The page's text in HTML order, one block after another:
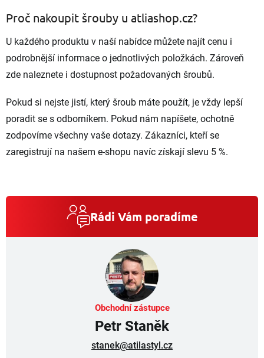
Proč nakoupit šrouby u atliashop.cz?
U každého produktu v naší nabídce můžete najít cenu i
podrobnější informace o jednotlivých položkách. Zároveň
zde naleznete i dostupnost požadovaných šroubů.
Pokud si nejste jistí, který šroub máte použít, je vždy lepší
poradit se s odborníkem. Pokud nám napíšete, ochotně
zodpovíme všechny vaše dotazy. Zákazníci, kteří se
zaregistrují na našem e-shopu navíc získají slevu 5 %.
Rádi Vám poradíme
Obchodní zástupce
Petr Staněk
stanek@atilastyl.cz